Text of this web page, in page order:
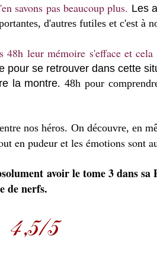
savons pas beaucoup plus. Les
d'autres futiles et c'est à
48h leur mémoire s'efface et cela
pour se retrouver dans cette
la montre. 48h pour
nos héros. On découvre, en
en pudeur et les émotions sont
avoir le tome 3 dans
de nerfs.